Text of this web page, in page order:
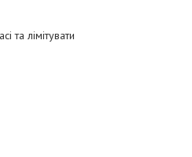
та лімітувати